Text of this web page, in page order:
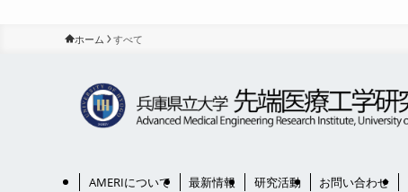
ホーム すべて
AMERIについて 最新情報 研究活動 お問い合わせ